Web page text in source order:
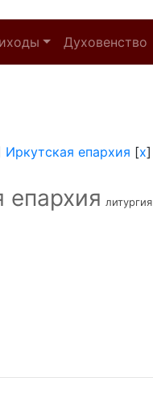
Духовенство
Иркутская епархия [x]
епархия литургия